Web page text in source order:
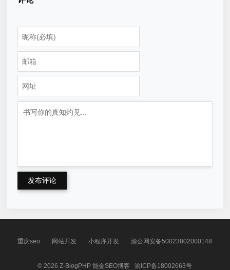
发布评论
重庆seo 网站开发 小程序开发 渝公网安备50023802000148
© 2026Z-BlogPHP 能金SEO博客渝ICP备18002663号